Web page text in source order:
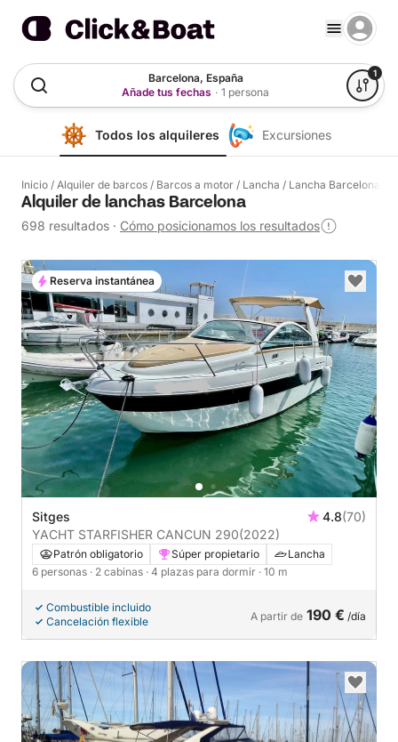
Barcelona, España
Añade tus fechas · 1 persona
1
Todos los alquileres Excursiones
Inicio / Alquiler de barcos / Barcos a motor / Lancha / Lancha Barcelona
Alquiler de lanchas Barcelona
698 resultados · Cómo posicionamos los resultados
Sitges 4.8(70)
YACHT STARFISHER CANCUN 290(2022)
Patrón obligatorio Súper propietario
Lancha
6 personas · 2 cabinas · 4 plazas para dormir · 10 m
Combustible incluido
Cancelación flexible
A partir de 190 € /día
Reserva instantánea